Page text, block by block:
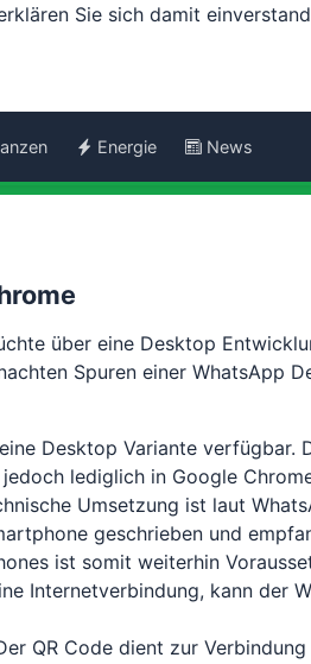
Sie sich damit
Energie News
über eine Desktop
Spuren einer WhatsApp
Desktop Variante verfügbar.
lediglich in Google
Umsetzung ist laut
geschrieben und
ist somit weiterhin
Internetverbindung, kann der
QR Code dient zur